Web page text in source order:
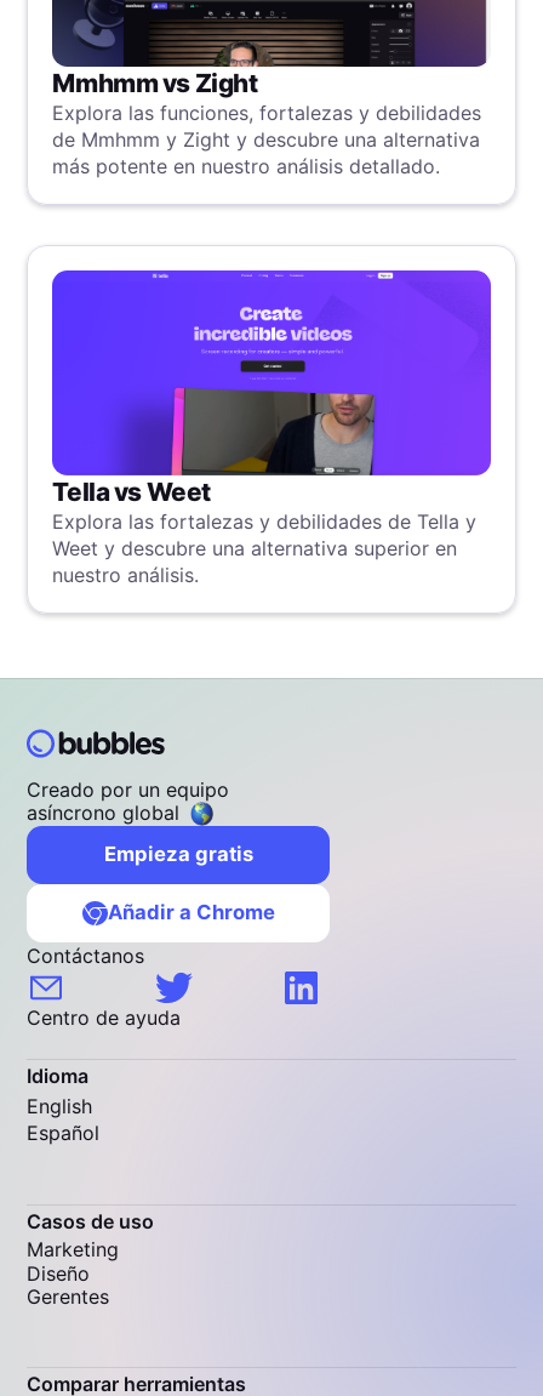
Mmhmm vs Zight
Explora las funciones, fortalezas y debilidades
de Mmhmm y Zight y descubre una alternativa
más potente en nuestro análisis detallado.
Tella vs Weet
Explora las fortalezas y debilidades de Tella y
Weet y descubre una alternativa superior en
nuestro análisis.
Creado por un equipo
asíncrono global
Empieza gratis
Añadir a Chrome
Contáctanos
Centro de ayuda
Idioma
English
Español
Casos de uso
Marketing
Diseño
Gerentes
Comparar herramientas